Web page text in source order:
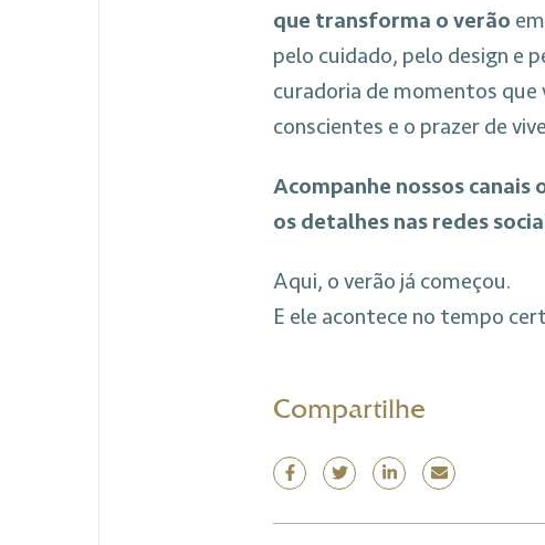
que transforma o verão
pelo cuidado, pelo design e
curadoria de momentos
conscientes e o prazer de
Acompanhe nossos
os detalhes nas redes
Aqui, o verão já começou.
E ele acontece no tempo
Compartilhe